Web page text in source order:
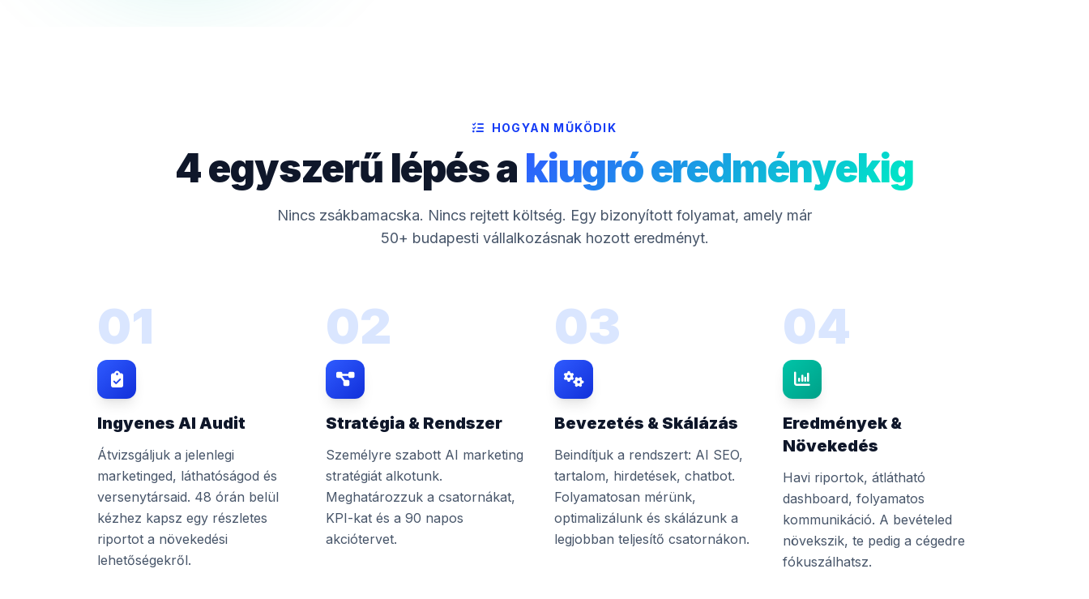
HOGYAN MŰKÖDIK
4 egyszerű lépés a kiugró eredményekig
Nincs zsákbamacska. Nincs rejtett költség. Egy bizonyított folyamat, amely már
50+ budapesti vállalkozásnak hozott eredményt.
01
Ingyenes AI Audit
Átvizsgáljuk a jelenlegi
marketinged, láthatóságod és
versenytársaid. 48 órán belül
kézhez kapsz egy részletes
riportot a növekedési
lehetőségekről.
02
Stratégia & Rendszer
Személyre szabott AI marketing
stratégiát alkotunk.
Meghatározzuk a csatornákat,
KPI-kat és a 90 napos
akciótervet.
03
Bevezetés & Skálázás
Beindítjuk a rendszert: AI SEO,
tartalom, hirdetések, chatbot.
Folyamatosan mérünk,
optimalizálunk és skálázunk a
legjobban teljesítő csatornákon.
04
Eredmények &
Növekedés
Havi riportok, átlátható
dashboard, folyamatos
kommunikáció. A bevételed
növekszik, te pedig a cégedre
fókuszálhatsz.